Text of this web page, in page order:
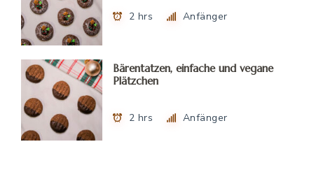
2 hrs Anfänger
Bärentatzen, einfache und vegane
Plätzchen
2 hrs Anfänger